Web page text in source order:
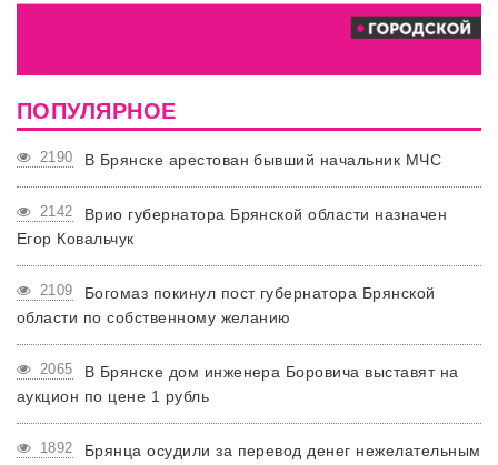
ПОПУЛЯРНОЕ
2190 В Брянске арестован бывший начальник МЧС
2142
Врио губернатора Брянской области назначен
Егор Ковальчук
2109
Богомаз покинул пост губернатора Брянской
области по собственному желанию
2065
В Брянске дом инженера Боровича выставят на
аукцион по цене 1 рубль
1892
Брянца осудили за перевод денег нежелательным